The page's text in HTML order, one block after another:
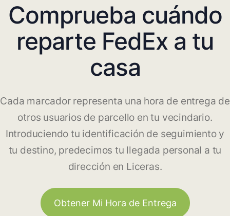
Comprueba cuándo
reparte FedEx a tu
casa
Cada marcador representa una hora de entrega de
otros usuarios de parcello en tu vecindario.
Introduciendo tu identificación de seguimiento y
tu destino, predecimos tu llegada personal a tu
dirección en Liceras.
Obtener Mi Hora de Entrega